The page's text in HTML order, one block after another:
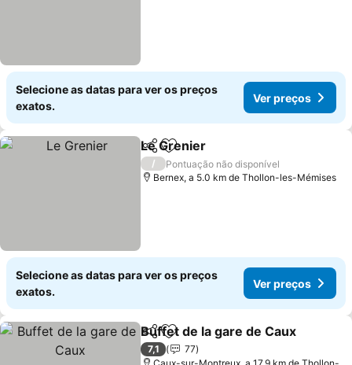
Selecione as datas para ver os preços
exatos.
Ver preços
PartilharAdicionar aos favoritos
Le Grenier
/
Pontuação não disponível
Bernex, a 5.0 km de Thollon-les-Mémises
Selecione as datas para ver os preços
exatos.
Ver preços
PartilharAdicionar aos favoritos
Buffet de la gare de Caux
7,1
77